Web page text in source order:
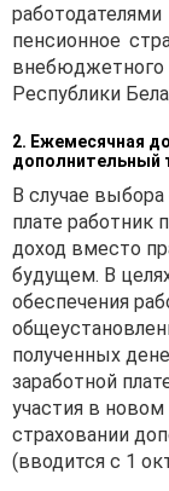
пенсионное
Республики
2. Ежемесячная
дополнительный
В случае
плате работник
доход вместо
будущем. В
обеспечения
полученных
заработной
участия в
страховании
(вводится с 1